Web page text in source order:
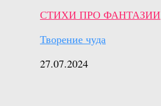
СТИХИ ПРО ФАНТАЗИИ
Творение чуда
27.07.2024